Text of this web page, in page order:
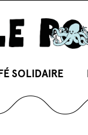
SOLIDAIRE